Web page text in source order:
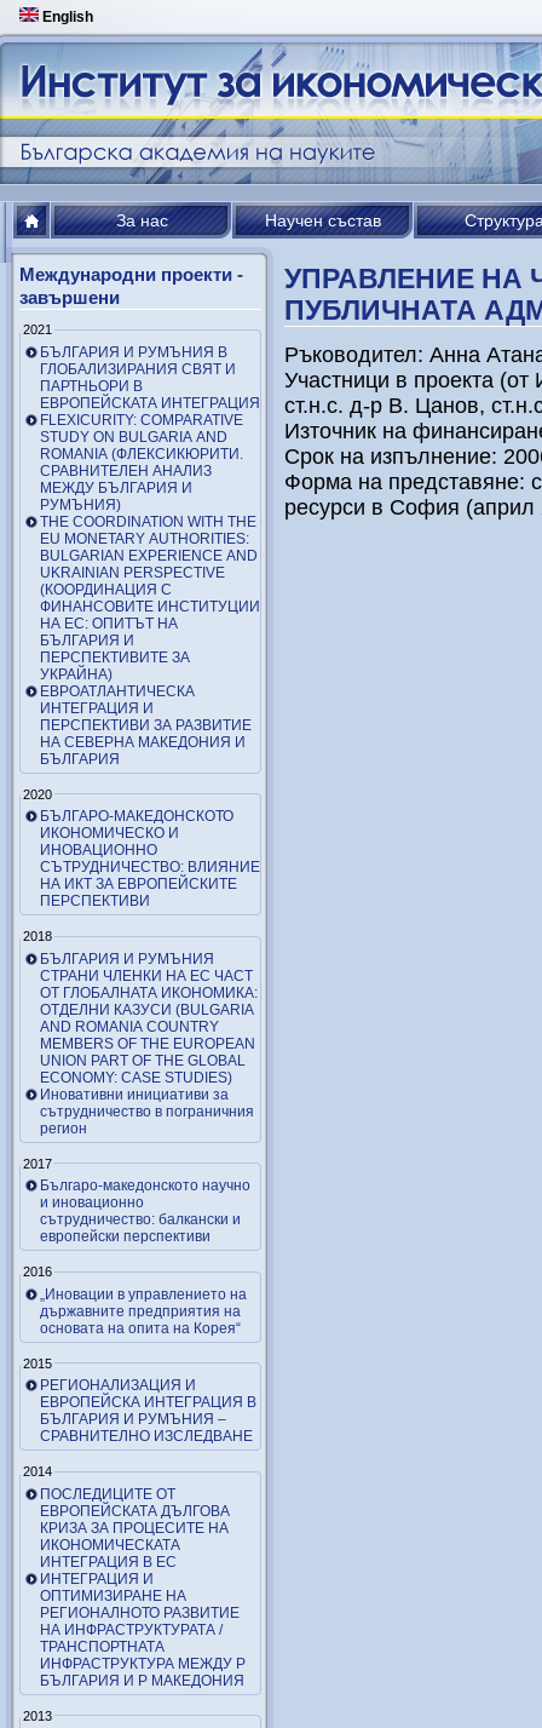
English
За нас Научен състав
Международни проекти -
завършени
2021
БЪЛГАРИЯ И РУМЪНИЯ В
ГЛОБАЛИЗИРАНИЯ СВЯТ И
ПАРТНЬОРИ В
ЕВРОПЕЙСКАТА ИНТЕГРАЦИЯ
FLEXICURITY: COMPARATIVE
STUDY ON BULGARIA AND
ROMANIA (ФЛЕКСИКЮРИТИ.
СРАВНИТЕЛЕН АНАЛИЗ
МЕЖДУ БЪЛГАРИЯ И
РУМЪНИЯ)
THE COORDINATION WITH THE
EU MONETARY AUTHORITIES:
BULGARIAN EXPERIENCE AND
UKRAINIAN PERSPECTIVE
(КООРДИНАЦИЯ С
ФИНАНСОВИТЕ ИНСТИТУЦИИ
НА ЕС: ОПИТЪТ НА
БЪЛГАРИЯ И
ПЕРСПЕКТИВИТЕ ЗА
УКРАЙНА)
ЕВРОАТЛАНТИЧЕСКА
ИНТЕГРАЦИЯ И
ПЕРСПЕКТИВИ ЗА РАЗВИТИЕ
НА СЕВЕРНА МАКЕДОНИЯ И
БЪЛГАРИЯ
2020
БЪЛГАРО-МАКЕДОНСКОТО
ИКОНОМИЧЕСКО И
ИНОВАЦИОННО
СЪТРУДНИЧЕСТВО: ВЛИЯНИЕ
НА ИКТ ЗА ЕВРОПЕЙСКИТЕ
ПЕРСПЕКТИВИ
2018
БЪЛГАРИЯ И РУМЪНИЯ
СТРАНИ ЧЛЕНКИ НА ЕС ЧАСТ
ОТ ГЛОБАЛНАТА ИКОНОМИКА:
ОТДЕЛНИ КАЗУСИ (BULGARIA
AND ROMANIA COUNTRY
MEMBERS OF THE EUROPEAN
UNION PART OF THE GLOBAL
ECONOMY: CASE STUDIES)
Иновативни инициативи за
сътрудничество в пограничния
регион
2017
Българо-македонското научно
и иновационно
сътрудничество: балкански и
европейски перспективи
2016
„Иновации в управлението на
държавните предприятия на
основата на опита на Корея“
2015
РЕГИОНАЛИЗАЦИЯ И
ЕВРОПЕЙСКА ИНТЕГРАЦИЯ В
БЪЛГАРИЯ И РУМЪНИЯ –
СРАВНИТЕЛНО ИЗСЛЕДВАНЕ
2014
ПОСЛЕДИЦИТЕ ОТ
ЕВРОПЕЙСКАТА ДЪЛГОВА
КРИЗА ЗА ПРОЦЕСИТЕ НА
ИКОНОМИЧЕСКАТА
ИНТЕГРАЦИЯ В ЕС
ИНТЕГРАЦИЯ И
ОПТИМИЗИРАНЕ НА
РЕГИОНАЛНОТО РАЗВИТИЕ
НА ИНФРАСТРУКТУРАТА /
ТРАНСПОРТНАТА
ИНФРАСТРУКТУРА МЕЖДУ Р
БЪЛГАРИЯ И Р МАКЕДОНИЯ
2013
УПРАВЛЕНИЕ НА
ПУБЛИЧНАТА
Ръководител: Анна
Участници в проекта
ст.н.с. д-р В. Цанов,
Източник на
Срок на изпълнение:
Форма на представяне:
ресурси в София (април